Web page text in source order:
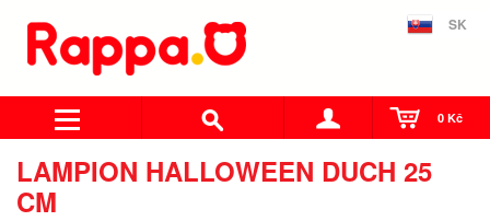
SK
0 Kč
LAMPION HALLOWEEN DUCH 25
CM